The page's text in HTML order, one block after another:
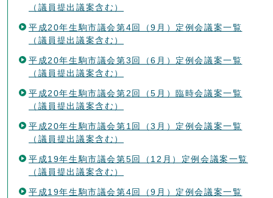
（議員提出議案含む）
平成20年生駒市議会第4回（9月）定例会議案一覧
（議員提出議案含む）
平成20年生駒市議会第3回（6月）定例会議案一覧
（議員提出議案含む）
平成20年生駒市議会第2回（5月）臨時会議案一覧
（議員提出議案含む）
平成20年生駒市議会第1回（3月）定例会議案一覧
（議員提出議案含む）
平成19年生駒市議会第5回（12月）定例会議案一覧
（議員提出議案含む）
平成19年生駒市議会第4回（9月）定例会議案一覧